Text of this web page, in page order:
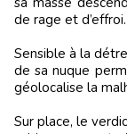
de rage et d’effroi.
Sensible à la
de sa nuque
géolocalise la
Sur place, le